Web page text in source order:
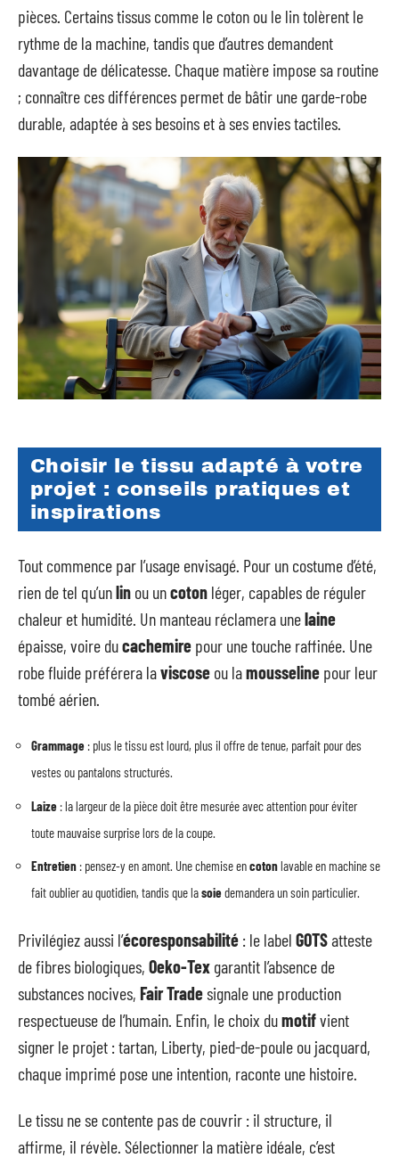
pièces. Certains tissus comme le coton ou le lin tolèrent le
rythme de la machine, tandis que d’autres demandent
davantage de délicatesse. Chaque matière impose sa routine
; connaître ces différences permet de bâtir une garde-robe
durable, adaptée à ses besoins et à ses envies tactiles.
Choisir le tissu adapté à votre
projet : conseils pratiques et
inspirations
Tout commence par l’usage envisagé. Pour un costume d’été,
rien de tel qu’unlin ou uncoton léger, capables de réguler
chaleur et humidité. Un manteau réclamera unelaine
épaisse, voire ducachemire pour une touche raffinée. Une
robe fluide préférera laviscose ou lamousseline pour leur
tombé aérien.
Grammage : plus le tissu est lourd, plus il offre de tenue, parfait pour des
vestes ou pantalons structurés.
Laize : la largeur de la pièce doit être mesurée avec attention pour éviter
toute mauvaise surprise lors de la coupe.
Entretien : pensez-y en amont. Une chemise encotonlavable en machine se
fait oublier au quotidien, tandis que lasoiedemandera un soin particulier.
Privilégiez aussi l’écoresponsabilité : le label GOTSatteste
de fibres biologiques, Oeko-Tex garantit l’absence de
substances nocives, Fair Tradesignale une production
respectueuse de l’humain. Enfin, le choix dumotifvient
signer le projet : tartan, Liberty, pied-de-poule ou jacquard,
chaque imprimé pose une intention, raconte une histoire.
Le tissu ne se contente pas de couvrir : il structure, il
affirme, il révèle. Sélectionner la matière idéale, c’est